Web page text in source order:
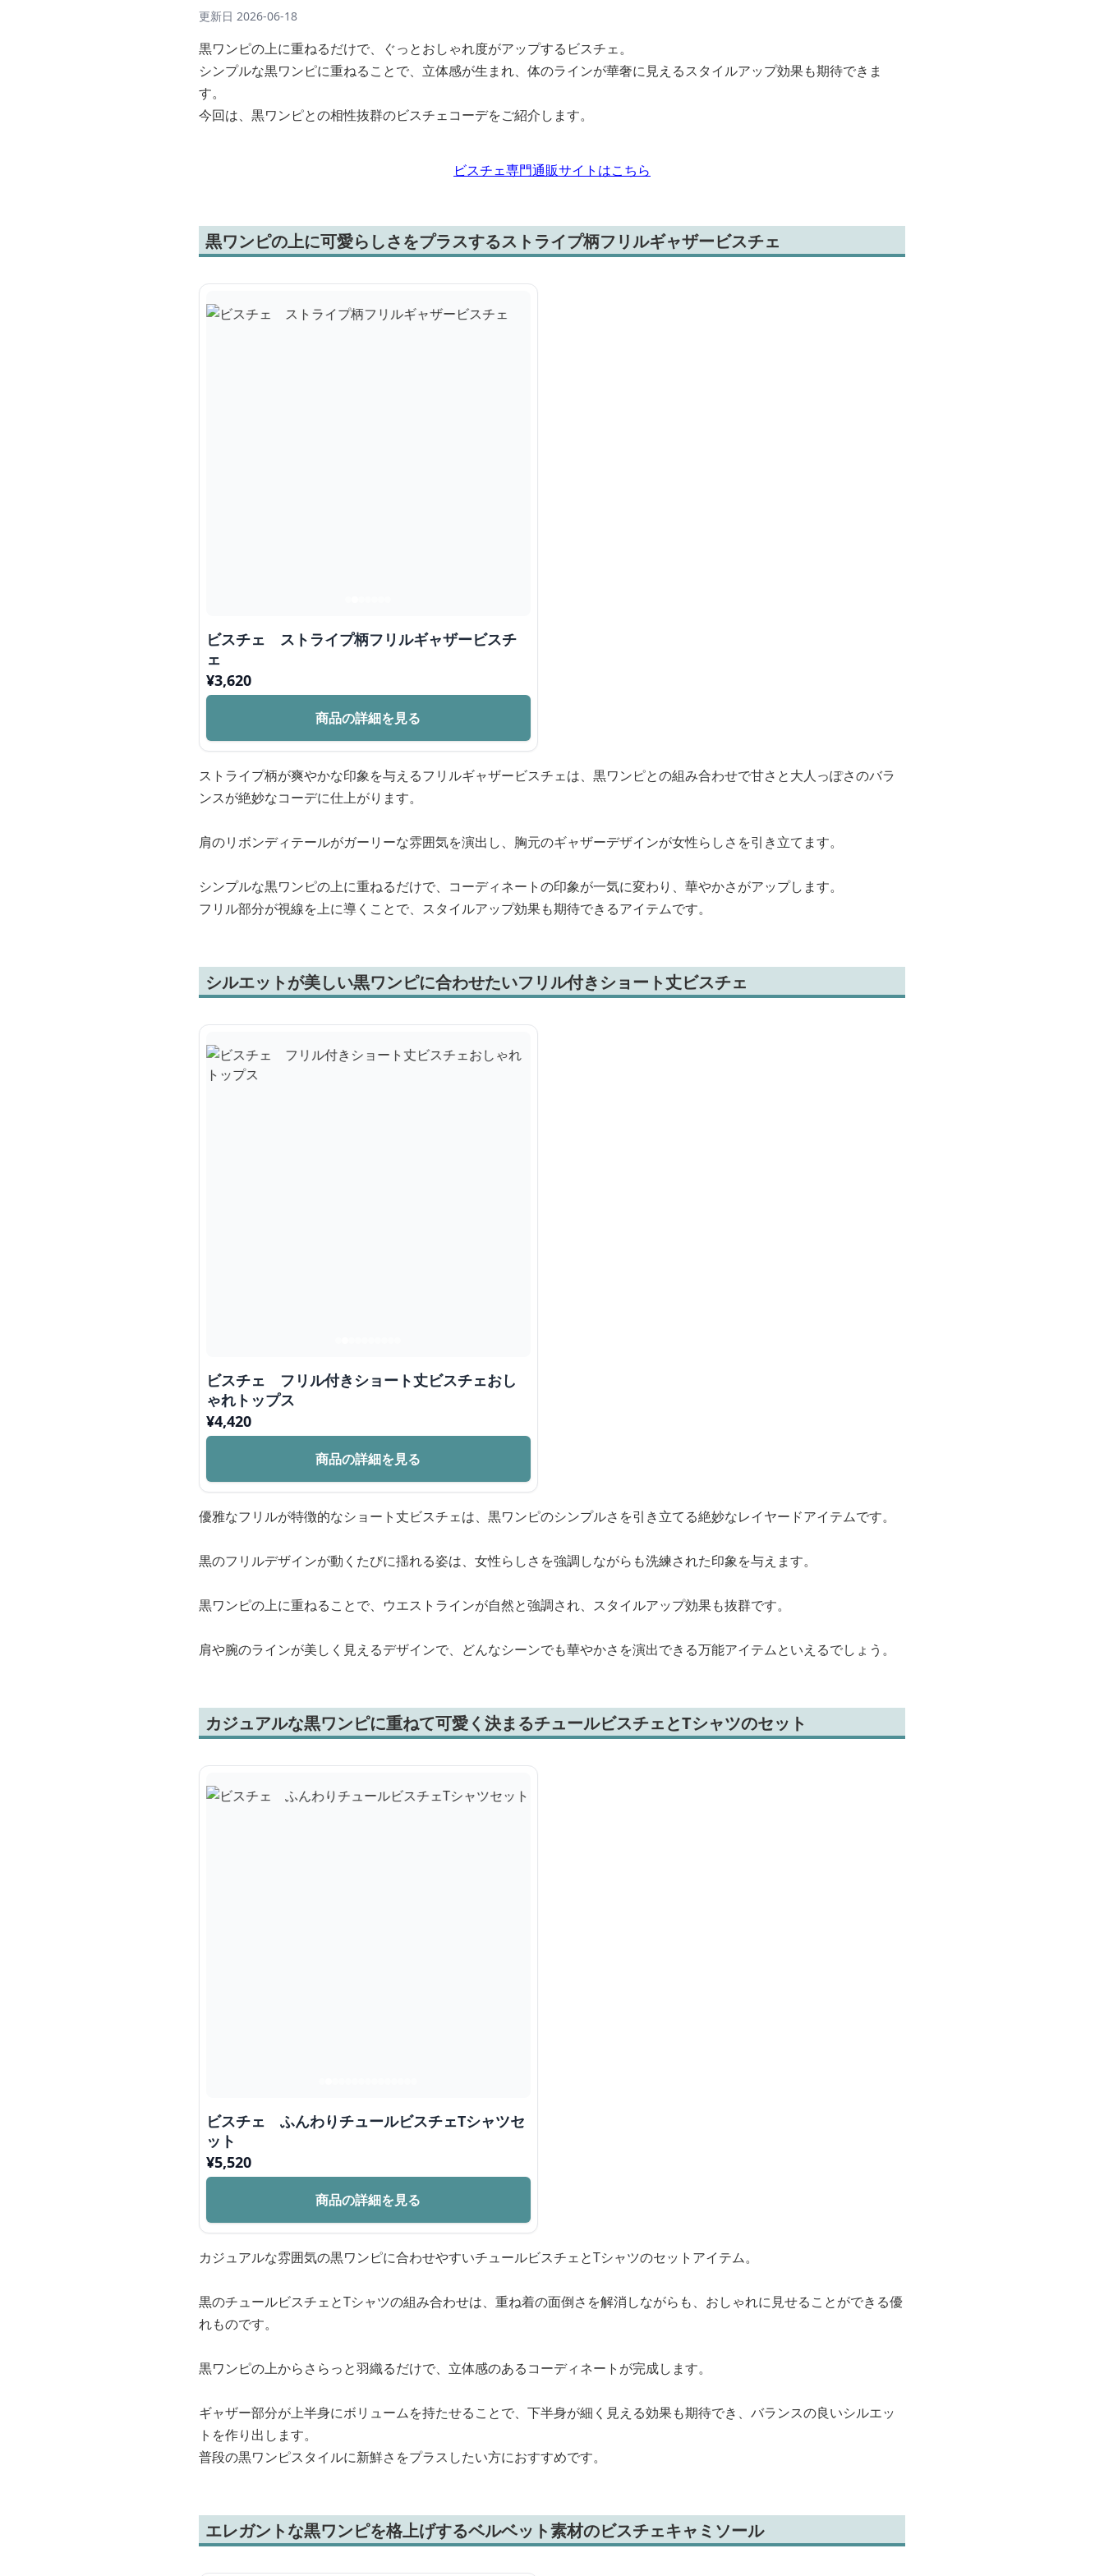
更新日 2026-06-18
黒ワンピの上に重ねるだけで、ぐっとおしゃれ度がアップするビスチェ。
シンプルな黒ワンピに重ねることで、立体感が生まれ、体のラインが華奢に見えるスタイルアップ効果も期待できま
す。
今回は、黒ワンピとの相性抜群のビスチェコーデをご紹介します。
ビスチェ専門通販サイトはこちら
黒ワンピの上に可愛らしさをプラスするストライプ柄フリルギャザービスチェ
ビスチェ ストライプ柄フリルギャザービスチ
ェ
¥3,620
商品の詳細を見る
ストライプ柄が爽やかな印象を与えるフリルギャザービスチェは、黒ワンピとの組み合わせで甘さと大人っぽさのバラ
ンスが絶妙なコーデに仕上がります。
肩のリボンディテールがガーリーな雰囲気を演出し、胸元のギャザーデザインが女性らしさを引き立てます。
シンプルな黒ワンピの上に重ねるだけで、コーディネートの印象が一気に変わり、華やかさがアップします。
フリル部分が視線を上に導くことで、スタイルアップ効果も期待できるアイテムです。
シルエットが美しい黒ワンピに合わせたいフリル付きショート丈ビスチェ
ビスチェ フリル付きショート丈ビスチェおし
ゃれトップス
¥4,420
商品の詳細を見る
優雅なフリルが特徴的なショート丈ビスチェは、黒ワンピのシンプルさを引き立てる絶妙なレイヤードアイテムです。
黒のフリルデザインが動くたびに揺れる姿は、女性らしさを強調しながらも洗練された印象を与えます。
黒ワンピの上に重ねることで、ウエストラインが自然と強調され、スタイルアップ効果も抜群です。
肩や腕のラインが美しく見えるデザインで、どんなシーンでも華やかさを演出できる万能アイテムといえるでしょう。
カジュアルな黒ワンピに重ねて可愛く決まるチュールビスチェとTシャツのセット
ビスチェ ふんわりチュールビスチェTシャツセ
ット
¥5,520
商品の詳細を見る
カジュアルな雰囲気の黒ワンピに合わせやすいチュールビスチェとTシャツのセットアイテム。
黒のチュールビスチェとTシャツの組み合わせは、重ね着の面倒さを解消しながらも、おしゃれに見せることができる優
れものです。
黒ワンピの上からさらっと羽織るだけで、立体感のあるコーディネートが完成します。
ギャザー部分が上半身にボリュームを持たせることで、下半身が細く見える効果も期待でき、バランスの良いシルエッ
トを作り出します。
普段の黒ワンピスタイルに新鮮さをプラスしたい方におすすめです。
エレガントな黒ワンピを格上げするベルベット素材のビスチェキャミソール